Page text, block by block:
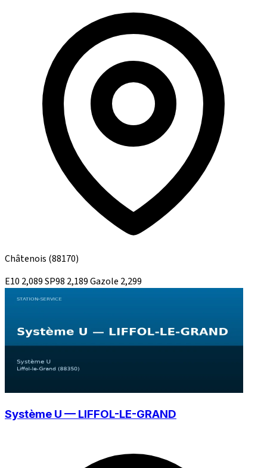
Châtenois (88170)
E10 2,089SP98 2,189Gazole 2,299
Système U — LIFFOL-LE-GRAND